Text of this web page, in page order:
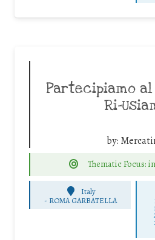
Partecipiamo
Ri-
by:
Thematic Focus:
Italy
- ROMA GARBATELLA